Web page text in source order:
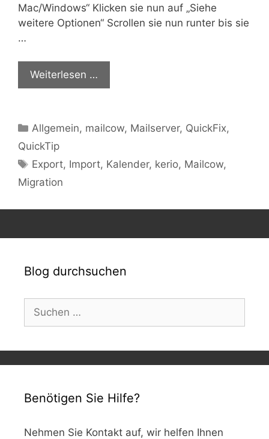
Mac/Windows“ Klicken sie nun auf „Siehe
weitere Optionen“ Scrollen sie nun runter bis sie
…
Weiterlesen …
Kategorien
Allgemein, mailcow, Mailserver, QuickFix,
QuickTip
Schlagwörter
Export, Import, Kalender, kerio, Mailcow,
Migration
Blog durchsuchen
nach:
Benötigen Sie Hilfe?
Nehmen Sie Kontakt auf, wir helfen Ihnen